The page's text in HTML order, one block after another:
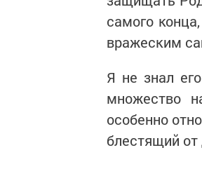
самого
вражеским
Я не знал
множество
особенно
блестящий от